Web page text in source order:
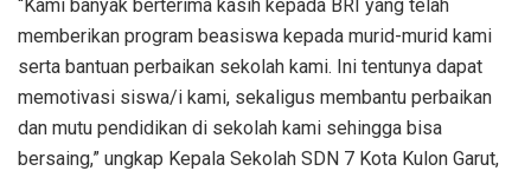
“Kami banyak berterima kasih kepada BRI yang telah
memberikan program beasiswa kepada murid-murid kami
serta bantuan perbaikan sekolah kami. Ini tentunya dapat
memotivasi siswa/i kami, sekaligus membantu perbaikan
dan mutu pendidikan di sekolah kami sehingga bisa
bersaing,” ungkap Kepala Sekolah SDN 7 Kota Kulon Garut,